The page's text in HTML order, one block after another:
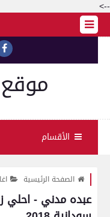
-->
الأقسام
الصفحة الرئيسية
عبده مدني - احلي